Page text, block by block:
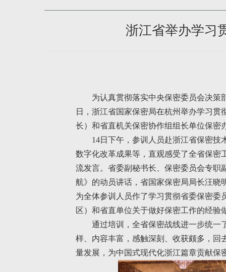
浙江省举办学习
为认真贯彻落实中央保密委员会决策
日，浙江省国家保密局在杭州举办学习
长）和省直机关保密协作组组长单位保
14日下午，参训人员赴浙江省保密
数字化改革成果等，直观感受了全省保密
流发言。省委副秘书长、保密委员会专职
航》的动员讲话，省国家保密局局长汪晓
为全体参训人员作了学习贯彻省委保密
区）和省直单位关于做好保密工作的经验
通过培训，全省保密战线进一步统一
样、内容丰富，感触深刻、收获颇多，回
量发展，为中国式现代化浙江篇章贡献保